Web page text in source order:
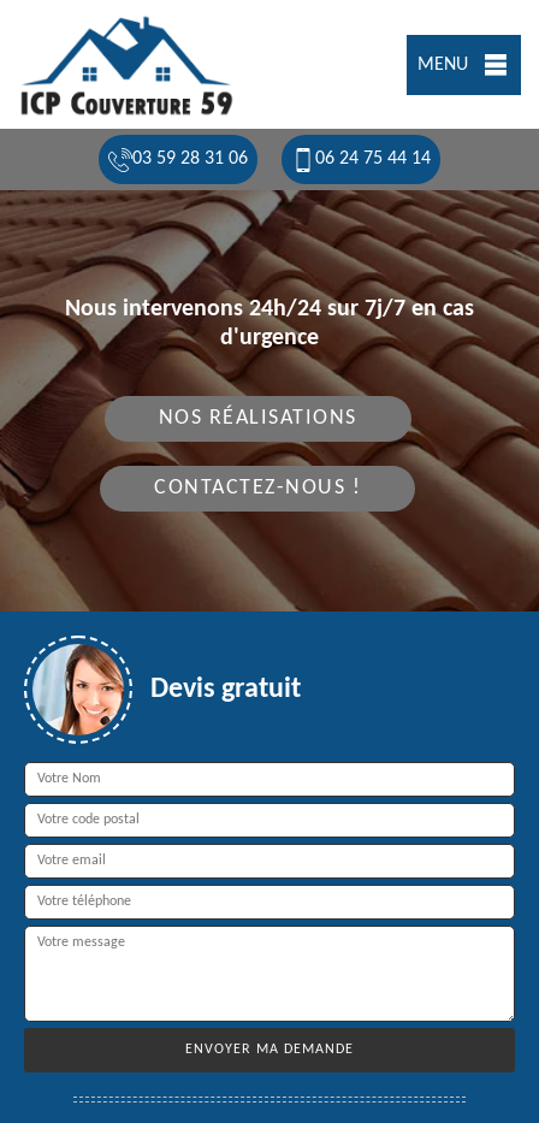
MENU
03 59 28 31 06 06 24 75 44 14
Nous intervenons 24h/24 sur 7j/7 en cas
d'urgence
NOS RÉALISATIONS
CONTACTEZ-NOUS !
Devis gratuit